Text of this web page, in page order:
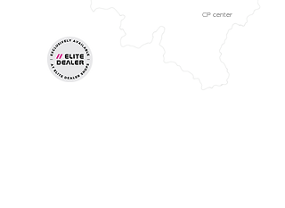
CP center